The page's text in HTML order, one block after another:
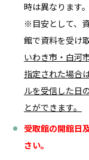
時は異なります。
※目安として、
館で資料を受け
いわき市・白河
指定された場合
ルを受信した日
とができます。
受取館の開館日
さい。